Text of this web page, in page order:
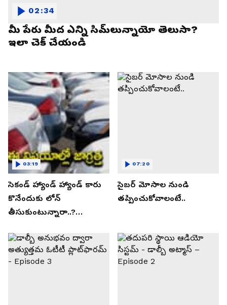
మీ పేరు మీద ఎన్ని సిమ్‌లున్నాయో తెలుసా?
ఇలా చెక్ చేయండి
02:34
సెకండ్ హ్యాండ్ హ్యాండ్ కారు
కొనేందుకు లోన్
తీసుకుంటున్నారా..?
తెలుసుకోండి..!
03:19
సైబర్ మోసాల నుండి
తప్పించుకోవాలంటే..
07:20